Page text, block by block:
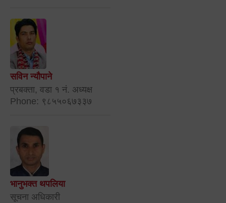
सविन न्यौपाने
प्रबक्ता, वडा १ नं. अध्यक्ष
Phone: ९८५५०६७३३७
भानुभक्त थपलिया
सूचना अधिकारी